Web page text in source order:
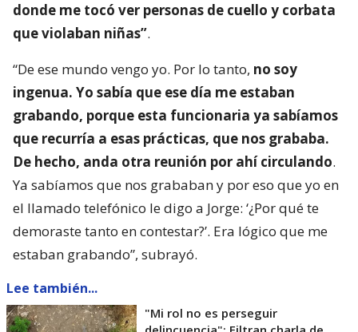
donde me tocó ver personas de cuello y corbata
que violaban niñas”.
“De ese mundo vengo yo. Por lo tanto, no soy
ingenua. Yo sabía que ese día me estaban
grabando, porque esta funcionaria ya sabíamos
que recurría a esas prácticas, que nos grababa.
De hecho, anda otra reunión por ahí circulando.
Ya sabíamos que nos grababan y por eso que yo en
el llamado telefónico le digo a Jorge: ‘¿Por qué te
demoraste tanto en contestar?’. Era lógico que me
estaban grabando”, subrayó.
Lee también...
"Mi rol no es perseguir